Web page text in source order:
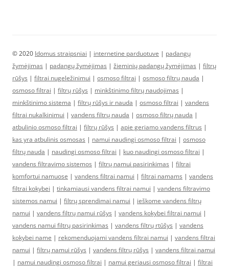
© 2020 Idomus straipsniai | internetine parduotuve | padangų
žymėjimas | padangų žymėjimas | žieminių padangų žymėjimas | filtrų
rūšys | filtrai nugeležinimui | osmoso filtrai | osmoso filtrų nauda |
osmoso filtrai | filtrų rūšys | minkštinimo filtrų naudojimas |
minkštinimo sistema | filtrų rūšys ir nauda | osmoso filtrai | vandens
filtrai nukalkinimui | vandens filtrų nauda | osmoso filtrų nauda |
atbulinio osmoso filtrai | filtrų rūšys | apie geriamo vandens filtrus |
kas yra atbulinis osmosas | namui naudingi osmoso filtrai | osmoso
filtrų nauda | naudingi osmoso filtrai | kuo naudingi osmoso filtrai |
vandens filtravimo sistemos | filtrų namui pasirinkimas | filtrai
komfortui namuose | vandens filtrai namui | filtrai namams | vandens
filtrai kokybei | tinkamiausi vandens filtrai namui | vandens filtravimo
sistemos namui | filtrų sprendimai namui | ieškome vandens filtrų
namui | vandens filtrų namui rūšys | vandens kokybei filtrai namui |
vandens namui filtrų pasirinkimas | vandens filtrų rtūšys | vandens
kokybei name | rekomenduojami vandens filtrai namui | vandens filtrai
namui | filtrų namui rūšys | vandens filtrų rūšys | vandens filtrai namui
| namui naudingi osmoso filtrai | namui geriausi osmoso filtrai | filtrai